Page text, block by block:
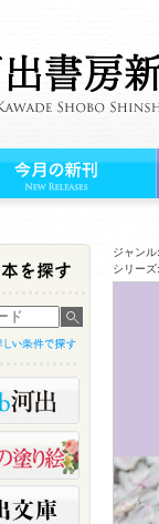
ジャンル:
シリーズ: